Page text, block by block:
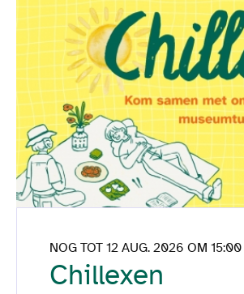
NOG TOT 12 AUG. 2026 OM 15:00
Chillexen